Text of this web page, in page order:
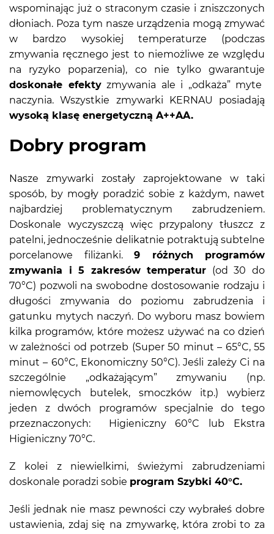
wspominając już o straconym czasie i zniszczonych
dłoniach. Poza tym nasze urządzenia mogą zmywać
w bardzo wysokiej temperaturze (podczas
zmywania ręcznego jest to niemożliwe ze względu
na ryzyko poparzenia), co nie tylko gwarantuje
doskonałe efektyzmywania ale i „odkaża” myte
naczynia. Wszystkie zmywarki KERNAU posiadają
wysoką klasę energetyczną A++AA.
Dobry program
Nasze zmywarki zostały zaprojektowane w taki
sposób, by mogły poradzić sobie z każdym, nawet
najbardziej problematycznym zabrudzeniem.
Doskonale wyczyszczą więc przypalony tłuszcz z
patelni, jednocześnie delikatnie potraktują subtelne
porcelanowe filiżanki. 9 różnych programów
zmywania i 5 zakresów temperatur (od 30 do
70°C) pozwoli na swobodne dostosowanie rodzaju i
długości zmywania do poziomu zabrudzenia i
gatunku mytych naczyń. Do wyboru masz bowiem
kilka programów, które możesz używać na co dzień
w zależności od potrzeb (Super 50 minut – 65°C, 55
minut – 60°C, Ekonomiczny 50°C). Jeśli zależy Ci na
szczególnie „odkażającym” zmywaniu (np.
niemowlęcych butelek, smoczków itp.) wybierz
jeden z dwóch programów specjalnie do tego
przeznaczonych: Higieniczny 60°C lub Ekstra
Higieniczny 70°C.
Z kolei z niewielkimi, świeżymi zabrudzeniami
doskonale poradzi sobie program Szybki 40°C.
Jeśli jednak nie masz pewności czy wybrałeś dobre
ustawienia, zdaj się na zmywarkę, która zrobi to za